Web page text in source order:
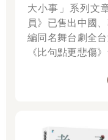
大小事」系列文
員》已售出中國
編同名舞台劇全
《比句點更悲傷
跑》售出泰國版權